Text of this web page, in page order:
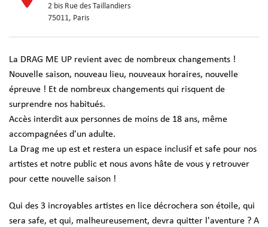
2 bis Rue des Taillandiers
75011, Paris
La DRAG ME UP revient avec de nombreux changements !
Nouvelle saison, nouveau lieu, nouveaux horaires, nouvelle
épreuve ! Et de nombreux changements qui risquent de
surprendre nos habitués.
Accès interdit aux personnes de moins de 18 ans, même
accompagnées d'un adulte.
La Drag me up est et restera un espace inclusif et safe pour nos
artistes et notre public et nous avons hâte de vous y retrouver
pour cette nouvelle saison !
Qui des 3 incroyables artistes en lice décrochera son étoile, qui
sera safe, et qui, malheureusement, devra quitter l'aventure ? A